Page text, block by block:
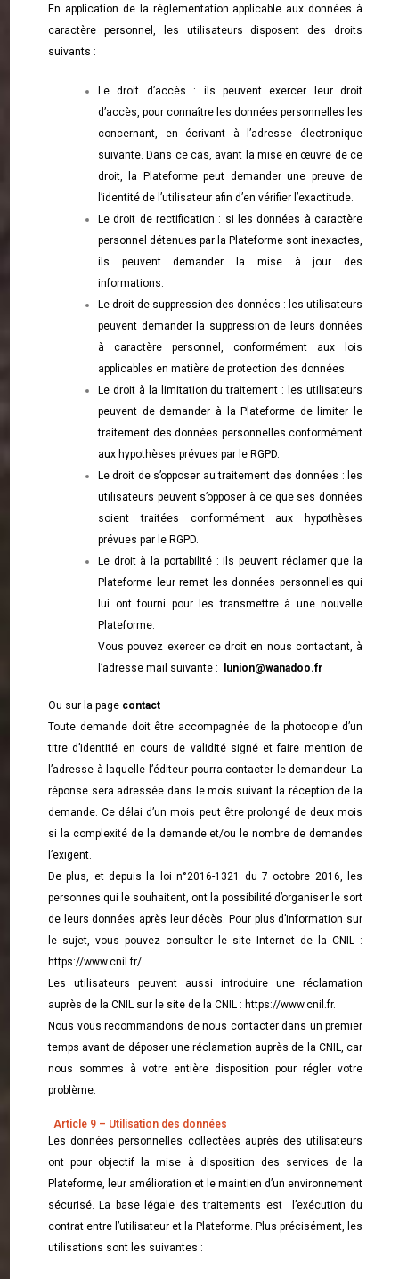
En application de la réglementation applicable aux données à
caractère personnel, les utilisateurs disposent des droits
suivants :
Le droit d’accès : ils peuvent exercer leur droit
d’accès, pour connaître les données personnelles les
concernant, en écrivant à l’adresse électronique
suivante. Dans ce cas, avant la mise en œuvre de ce
droit, la Plateforme peut demander une preuve de
l’identité de l’utilisateur afin d’en vérifier l’exactitude.
Le droit de rectification : si les données à caractère
personnel détenues par la Plateforme sont inexactes,
ils peuvent demander la mise à jour des
informations.
Le droit de suppression des données : les utilisateurs
peuvent demander la suppression de leurs données
à caractère personnel, conformément aux lois
applicables en matière de protection des données.
Le droit à la limitation du traitement : les utilisateurs
peuvent de demander à la Plateforme de limiter le
traitement des données personnelles conformément
aux hypothèses prévues par le RGPD.
Le droit de s’opposer au traitement des données : les
utilisateurs peuvent s’opposer à ce que ses données
soient traitées conformément aux hypothèses
prévues par le RGPD.
Le droit à la portabilité : ils peuvent réclamer que la
Plateforme leur remet les données personnelles qui
lui ont fourni pour les transmettre à une nouvelle
Plateforme.
Vous pouvez exercer ce droit en nous contactant, à
l’adresse mail suivante :
lunion@wanadoo.fr
Ou sur la page contact
Toute demande doit être accompagnée de la photocopie d’un
titre d’identité en cours de validité signé et faire mention de
l’adresse à laquelle l’éditeur pourra contacter le demandeur. La
réponse sera adressée dans le mois suivant la réception de la
demande. Ce délai d’un mois peut être prolongé de deux mois
si la complexité de la demande et/ou le nombre de demandes
l’exigent.
De plus, et depuis la loi n°2016-1321 du 7 octobre 2016, les
personnes qui le souhaitent, ont la possibilité d’organiser le sort
de leurs données après leur décès. Pour plus d’information sur
le sujet, vous pouvez consulter le site Internet de la CNIL :
https://www.cnil.fr/.
Les utilisateurs peuvent aussi introduire une réclamation
auprès de la CNIL sur le site de la CNIL : https://www.cnil.fr.
Nous vous recommandons de nous contacter dans un premier
temps avant de déposer une réclamation auprès de la CNIL, car
nous sommes à votre entière disposition pour régler votre
problème.
Article 9 – Utilisation des données
Les données personnelles collectées auprès des utilisateurs
ont pour objectif la mise à disposition des services de la
Plateforme, leur amélioration et le maintien d’un environnement
sécurisé. La base légale des traitements est l’exécution du
contrat entre l’utilisateur et la Plateforme. Plus précisément, les
utilisations sont les suivantes :